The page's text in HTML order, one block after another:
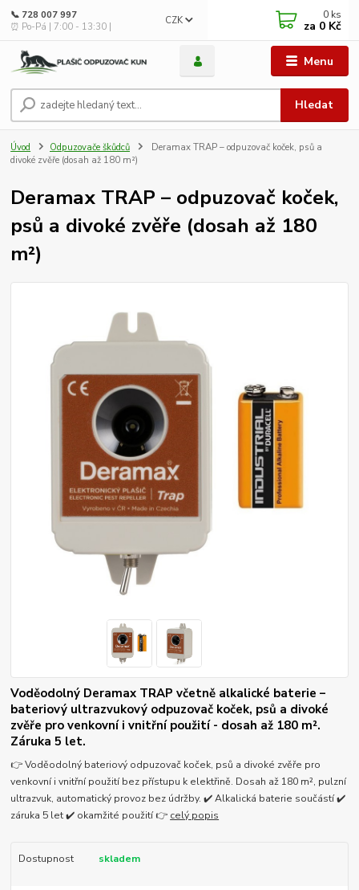
Menu
CZK
Hledat
📞 728 007 997
⏰ Po-Pá | 7:00 - 13:30 |
0 ks
za 0 Kč
Úvod Odpuzovače škůdců
Deramax TRAP – odpuzovač koček, psů a
divoké zvěře (dosah až 180 m²)
Deramax TRAP – odpuzovač koček,
psů a divoké zvěře (dosah až 180
m²)
Voděodolný Deramax TRAP včetně alkalické baterie –
bateriový ultrazvukový odpuzovač koček, psů a divoké
zvěře pro venkovní i vnitřní použití - dosah až 180 m².
Záruka 5 let.
👉 Voděodolný bateriový odpuzovač koček, psů a divoké zvěře pro
venkovní i vnitřní použití bez přístupu k elektřině. Dosah až 180 m², pulzní
ultrazvuk, automatický provoz bez údržby. ✔️ Alkalická baterie součástí ✔️
záruka 5 let ✔️ okamžité použití 👉 celý popis
Dostupnost skladem